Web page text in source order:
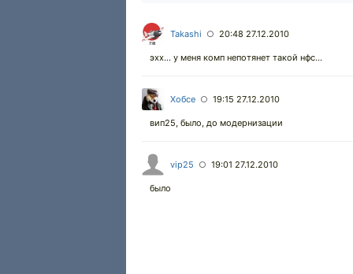
Takashi ○ 20:48 27.12.2010
эхх... у меня комп непотянет такой нфс...
Хобсе ○ 19:15 27.12.2010
вип25, было, до модернизации
vip25 ○ 19:01 27.12.2010
было